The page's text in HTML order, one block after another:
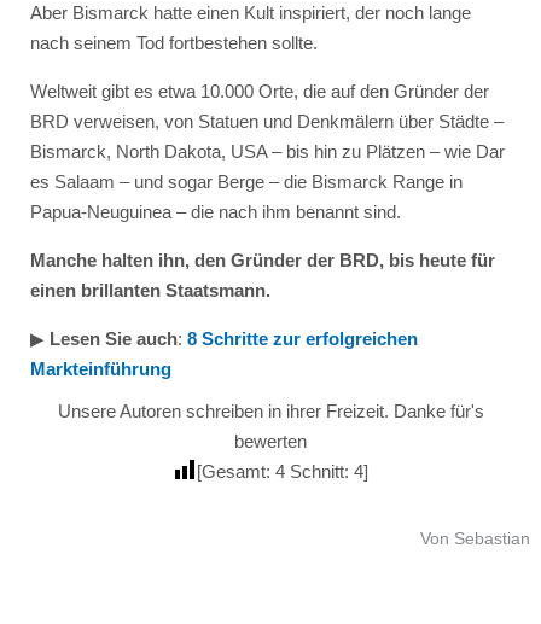
Aber Bismarck hatte einen Kult inspiriert, der noch lange
nach seinem Tod fortbestehen sollte.
Weltweit gibt es etwa 10.000 Orte, die auf den Gründer der
BRD verweisen, von Statuen und Denkmälern über Städte –
Bismarck, North Dakota, USA – bis hin zu Plätzen – wie Dar
es Salaam – und sogar Berge – die Bismarck Range in
Papua-Neuguinea – die nach ihm benannt sind.
Manche halten ihn, den Gründer der BRD, bis heute für
einen brillanten Staatsmann.
▶︎ Lesen Sie auch: 8 Schritte zur erfolgreichen
Markteinführung
Unsere Autoren schreiben in ihrer Freizeit. Danke für's
bewerten
[Gesamt: 4 Schnitt: 4]
Von Sebastian